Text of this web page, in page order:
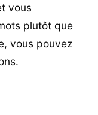
vous
plutôt que
vous pouvez